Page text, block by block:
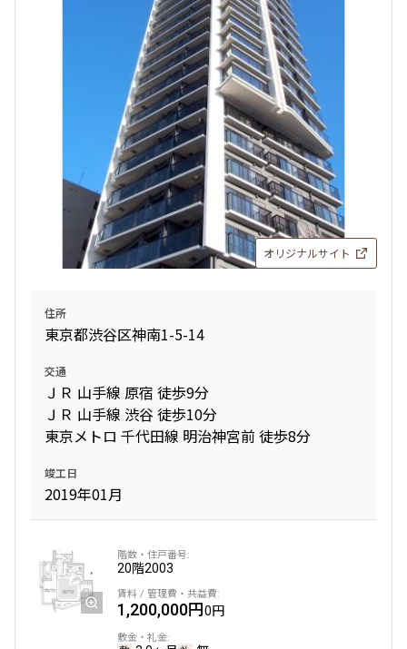
オリジナルサイト
住所
東京都渋谷区神南1-5-14
交通
ＪＲ 山手線 原宿 徒歩9分
ＪＲ 山手線 渋谷 徒歩10分
東京メトロ 千代田線 明治神宮前 徒歩8分
竣工日
2019年01月
20階2003
1,200,000円0円